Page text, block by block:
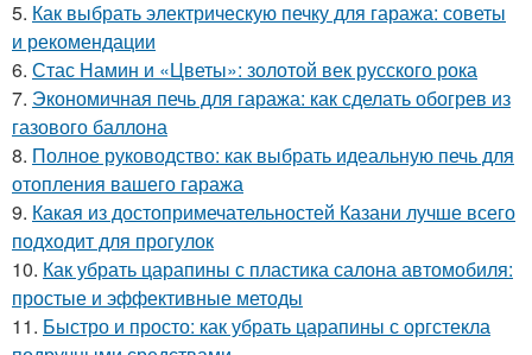
5. Как выбрать электрическую печку для гаража: советы
и рекомендации
6. Стас Намин и «Цветы»: золотой век русского рока
7. Экономичная печь для гаража: как сделать обогрев из
газового баллона
8. Полное руководство: как выбрать идеальную печь для
отопления вашего гаража
9. Какая из достопримечательностей Казани лучше всего
подходит для прогулок
10. Как убрать царапины с пластика салона автомобиля:
простые и эффективные методы
11. Быстро и просто: как убрать царапины с оргстекла